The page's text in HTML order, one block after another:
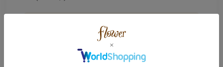
約12号(前開きで若干のサイズ調整が可能です)
リボンモチーフ：約0.6×0.5cm
ビジュー直径：0.2cm